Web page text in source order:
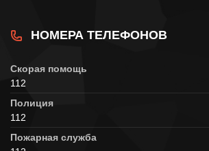
НОМЕРА ТЕЛЕФОНОВ
Скорая помощь
112
Полиция
112
Пожарная служба